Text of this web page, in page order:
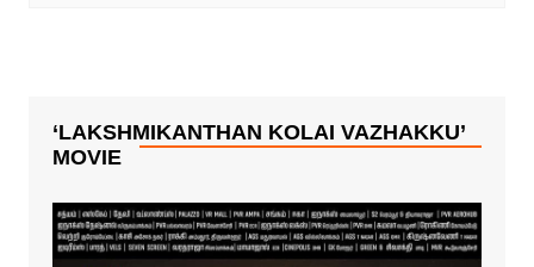
‘LAKSHMIKANTHAN KOLAI VAZHAKKU’
MOVIE